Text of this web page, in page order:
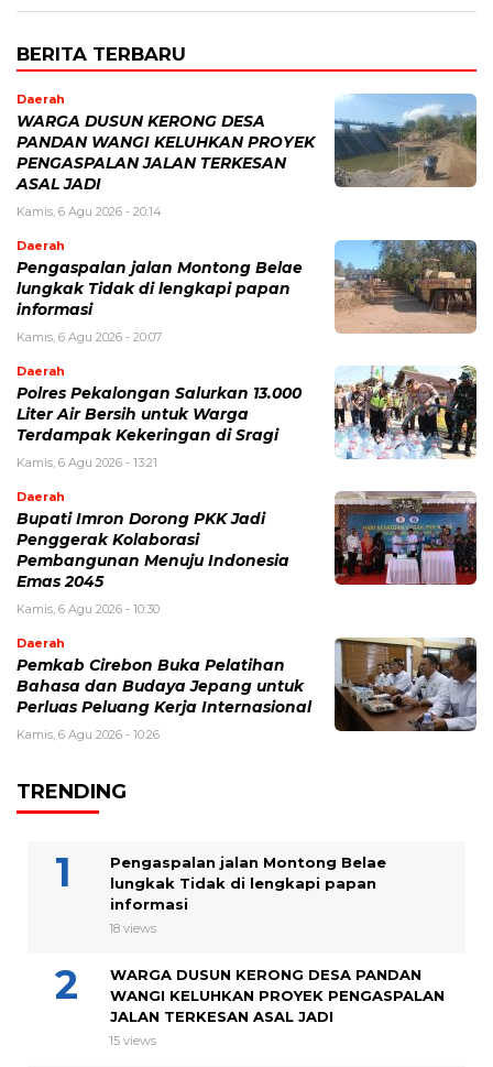
BERITA TERBARU
Daerah
WARGA DUSUN KERONG DESA
PANDAN WANGI KELUHKAN PROYEK
PENGASPALAN JALAN TERKESAN
ASAL JADI
Kamis, 6 Agu 2026 - 20:14
Daerah
Pengaspalan jalan Montong Belae
lungkak Tidak di lengkapi papan
informasi
Kamis, 6 Agu 2026 - 20:07
Daerah
Polres Pekalongan Salurkan 13.000
Liter Air Bersih untuk Warga
Terdampak Kekeringan di Sragi
Kamis, 6 Agu 2026 - 13:21
Daerah
Bupati Imron Dorong PKK Jadi
Penggerak Kolaborasi
Pembangunan Menuju Indonesia
Emas 2045
Kamis, 6 Agu 2026 - 10:30
Daerah
Pemkab Cirebon Buka Pelatihan
Bahasa dan Budaya Jepang untuk
Perluas Peluang Kerja Internasional
Kamis, 6 Agu 2026 - 10:26
TRENDING
Pengaspalan jalan Montong Belae
lungkak Tidak di lengkapi papan
informasi
18 views
WARGA DUSUN KERONG DESA PANDAN
WANGI KELUHKAN PROYEK PENGASPALAN
JALAN TERKESAN ASAL JADI
15 views